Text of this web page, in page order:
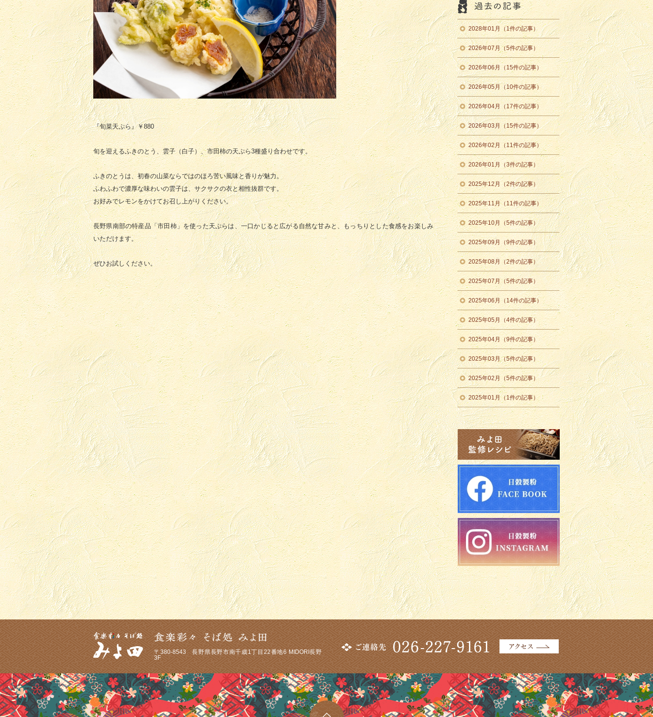
『旬菜天ぷら』￥880
旬を迎えるふきのとう、雲子（白子）、市田柿の天ぷら3種盛り合わせです。
ふきのとうは、初春の山菜ならではのほろ苦い風味と香りが魅力。
ふわふわで濃厚な味わいの雲子は、サクサクの衣と相性抜群です。
お好みでレモンをかけてお召し上がりください。
長野県南部の特産品「市田柿」を使った天ぷらは、一口かじると広がる自然な甘みと、もっちりとした食感をお楽しみ
いただけます。
ぜひお試しください。
2028年01月（1件の記事）
2026年07月（5件の記事）
2026年06月（15件の記事）
2026年05月（10件の記事）
2026年04月（17件の記事）
2026年03月（15件の記事）
2026年02月（11件の記事）
2026年01月（3件の記事）
2025年12月（2件の記事）
2025年11月（11件の記事）
2025年10月（5件の記事）
2025年09月（9件の記事）
2025年08月（2件の記事）
2025年07月（5件の記事）
2025年06月（14件の記事）
2025年05月（4件の記事）
2025年04月（9件の記事）
2025年03月（5件の記事）
2025年02月（5件の記事）
2025年01月（1件の記事）
〒380-8543
長野県長野市南千歳1丁目22番地6 MIDORI長野
3F